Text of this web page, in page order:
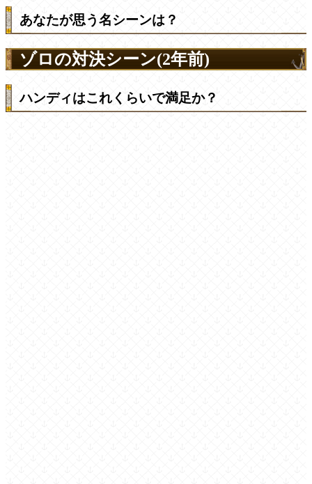
あなたが思う名シーンは？
ゾロの対決シーン(2年前)
ハンディはこれくらいで満足か？